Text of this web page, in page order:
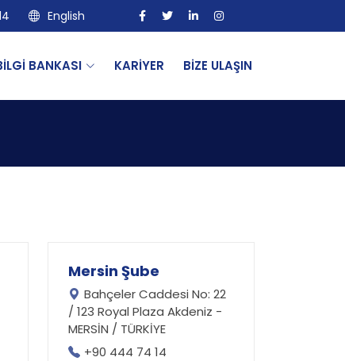
English
BANKASI KARİYER BİZE ULAŞIN
Mersin Şube
Bahçeler Caddesi No: 22
/ 123 Royal Plaza Akdeniz -
MERSİN / TÜRKİYE
+90 444 74 14